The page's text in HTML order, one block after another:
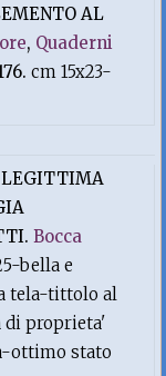
AL
, Quaderni
cm 15x23-
LEGITTIMA
Bocca
bella e
tela-tittolo al
proprieta'
ottimo stato